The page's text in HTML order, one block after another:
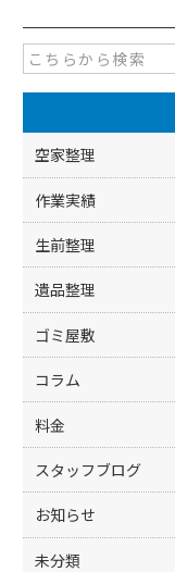
e
b
o
o
k
er
空家整理
作業実績
生前整理
遺品整理
ゴミ屋敷
コラム
料金
スタッフブログ
お知らせ
未分類